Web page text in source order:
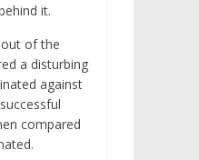
it.
of the
a disturbing
against
compared